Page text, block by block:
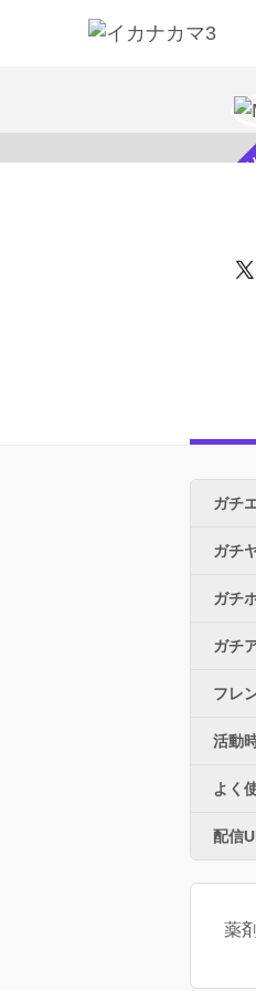
スカウ
ガチ
ガチ
ガチ
ガチ
フレ
活動
よく
配信
薬